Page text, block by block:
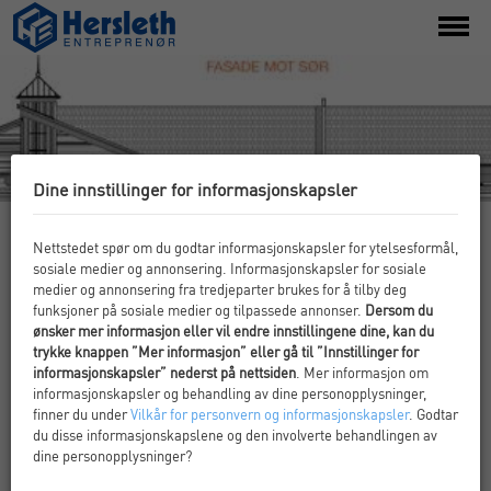
ESKELUNDEN 10, REHABILITERING, RYGGE
Rehabilitering av eksisterende omsorgsbolig i
totalentreprise for Rygge kommune.
Eskelunden 10 omsorgsboliger ble oppført som boliger til
senil demente i år 2000. Boligene ligger i Eskelundsbråten
15, 1580 Rygge. Bygget har alle funksjoner på et plan og
har tidligere huset 16 brukere.
Dine innstillinger for informasjonskapsler
Nettstedet spør om du godtar informasjonskapsler for ytelsesformål,
sosiale medier og annonsering. Informasjonskapsler for sosiale
medier og annonsering fra tredjeparter brukes for å tilby deg
funksjoner på sosiale medier og tilpassede annonser. Dersom du
ønsker mer informasjon eller vil endre innstillingene dine, kan du
trykke knappen ”Mer informasjon” eller gå til ”Innstillinger for
informasjonskapsler” nederst på nettsiden . Mer informasjon om
informasjonskapsler og behandling av dine personopplysninger,
finner du underVilkår for personvern og informasjonskapsler. Godtar
du disse informasjonskapslene og den involverte behandlingen av
dine personopplysninger?